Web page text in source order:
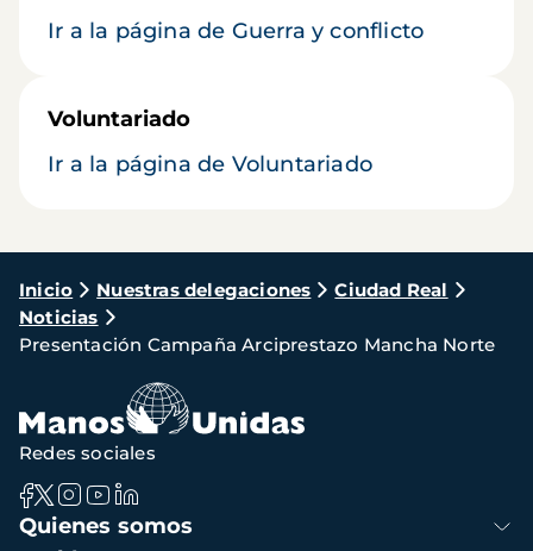
Ir a la página de Guerra y conflicto
Voluntariado
Ir a la página de Voluntariado
Ruta
de
navegación
Inicio Nuestras delegaciones
Ciudad Real
Noticias
Presentación Campaña Arciprestazo Mancha Norte
Navegación
principal
Quienes somos
Redes sociales